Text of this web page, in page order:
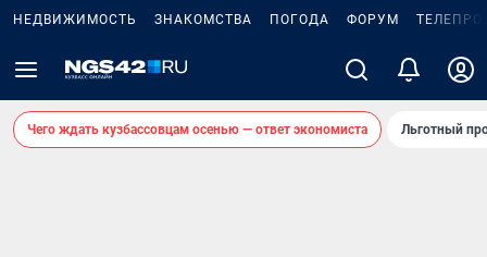
НЕДВИЖИМОСТЬ ЗНАКОМСТВА ПОГОДА ФОРУМ
Чего ждать кузбассовцам осенью — ответ экономиста Льготный